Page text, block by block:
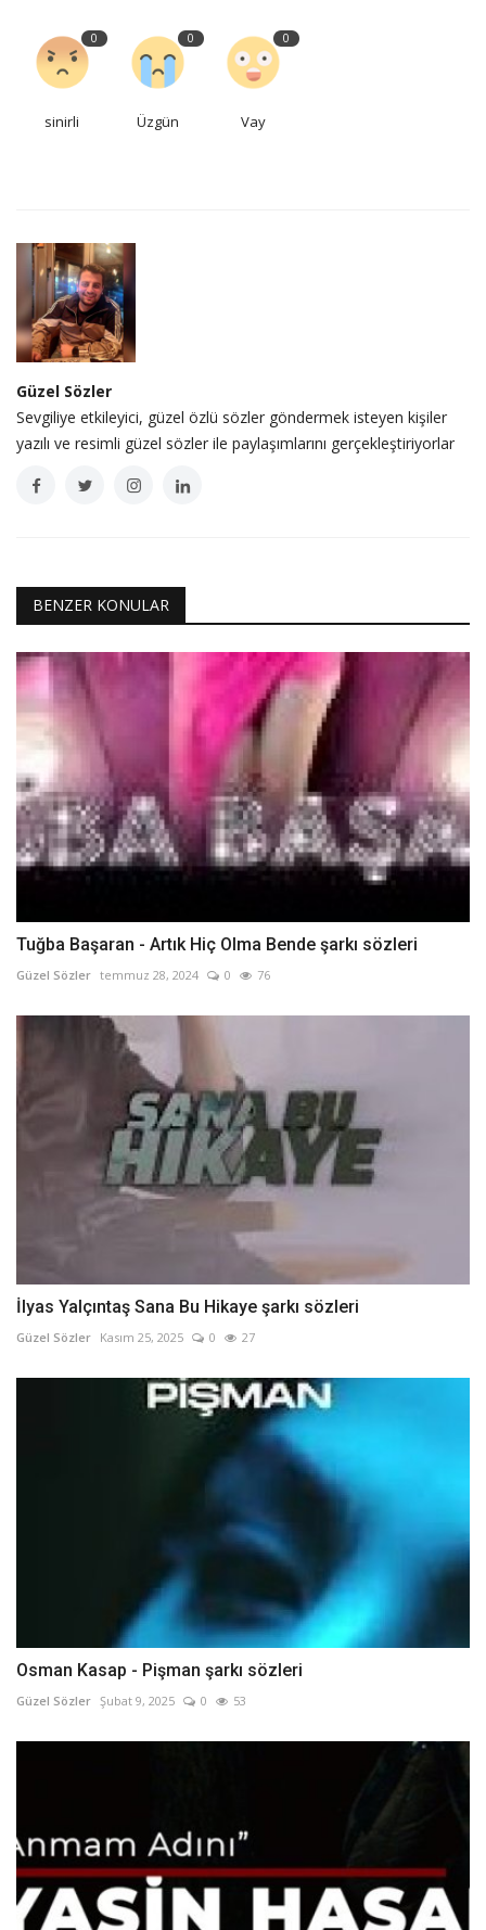
0
sinirli
0
Üzgün
0
Vay
Güzel Sözler
Sevgiliye etkileyici, güzel özlü sözler göndermek isteyen kişiler
yazılı ve resimli güzel sözler ile paylaşımlarını gerçekleştiriyorlar
BENZER KONULAR
Tuğba Başaran - Artık Hiç Olma Bende şarkı sözleri
Güzel Sözler temmuz 28, 2024 0 76
İlyas Yalçıntaş Sana Bu Hikaye şarkı sözleri
Güzel Sözler Kasım 25, 2025 0 27
Osman Kasap - Pişman şarkı sözleri
Güzel Sözler Şubat 9, 2025 0 53